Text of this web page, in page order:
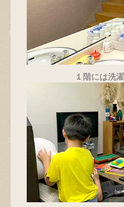
１階には洗